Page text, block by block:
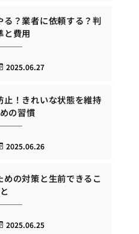
？業者に依頼する？判
と費用
2025.06.27
！きれいな状態を維持
の習慣
2025.06.26
の対策と生前できるこ
と
2025.06.25